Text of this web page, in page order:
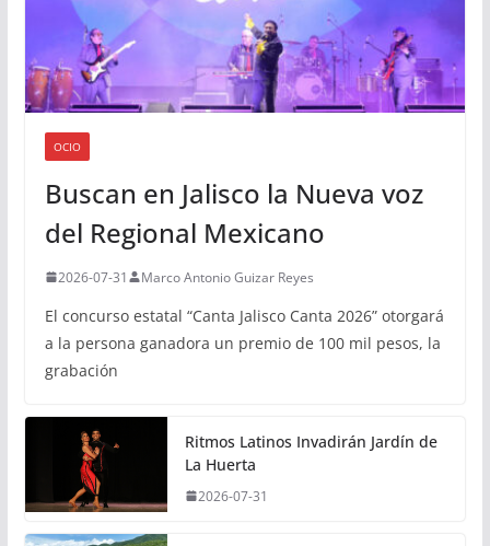
OCIO
Buscan en Jalisco la Nueva voz
del Regional Mexicano
2026-07-31 Marco Antonio Guizar Reyes
El concurso estatal “Canta Jalisco Canta 2026” otorgará
a la persona ganadora un premio de 100 mil pesos, la
grabación
Ritmos Latinos Invadirán Jardín de
La Huerta
2026-07-31